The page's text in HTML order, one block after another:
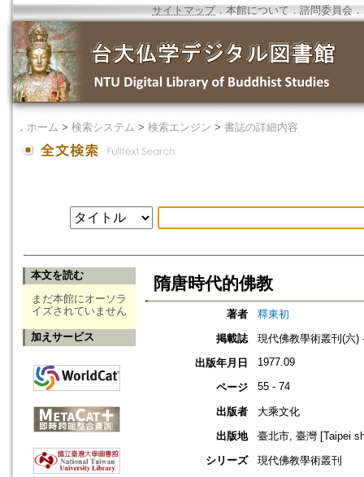
サイトマップ．本館について ． 諮問委員会 ．
． ホーム > 検索システム > 検索エンジン > 書誌の詳細内容
本文を読む
まだ本館にオーソラ
イズされていません
加えサービス
隋唐時代的佛教
著者
釋東初
掲載誌
現代佛教學術叢刊(六)
出版年月日
1977.09
ページ 55 - 74
出版者
大乘文化
出版地
臺北市, 臺灣 [Taipei
シリーズ
現代佛教學術叢刊